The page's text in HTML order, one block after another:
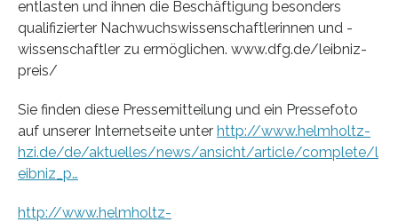
entlasten und ihnen die Beschäftigung besonders
qualifizierter Nachwuchswissenschaftlerinnen und -
wissenschaftler zu ermöglichen. www.dfg.de/leibniz-
preis/
Sie finden diese Pressemitteilung und ein Pressefoto
auf unserer Internetseite unter http://www.helmholtz-
hzi.de/de/aktuelles/news/ansicht/article/complete/l
eibniz_p…
http://www.helmholtz-